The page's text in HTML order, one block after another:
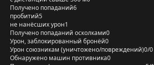
Получено попаданий6
пробитий5
не нанёсших урон1
Получено попаданий осколками0
Урон, заблокированный бронёй0
Урон союзникам (уничтожено/повреждений)0/0
Обнаружено машин противника0